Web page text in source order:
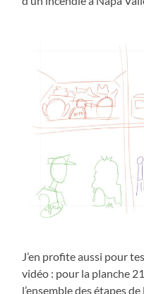
J’en profite aussi pour
vidéo : pour la planche
l’ensemble des étapes